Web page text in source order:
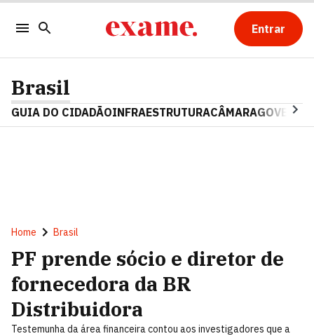
Entrar
Brasil
GUIA DO CIDADÃOINFRAESTRUTURACÂMARAGOVERNO
Home Brasil
PF prende sócio e diretor de
fornecedora da BR
Distribuidora
Testemunha da área financeira contou aos investigadores que a